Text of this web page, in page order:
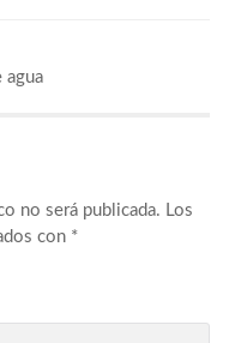
agua
no será publicada. Los
con *